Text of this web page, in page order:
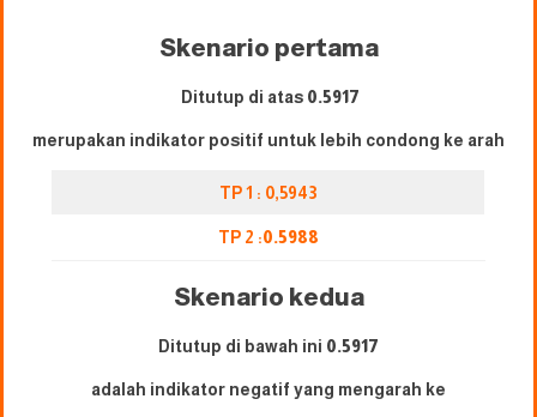
Skenario pertama
Ditutup di atas 0.5917
merupakan indikator positif untuk lebih condong ke arah
TP 1 : 0,5943
TP 2 :0.5988
Skenario kedua
Ditutup di bawah ini 0.5917
adalah indikator negatif yang mengarah ke